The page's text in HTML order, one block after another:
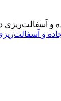
جاده و